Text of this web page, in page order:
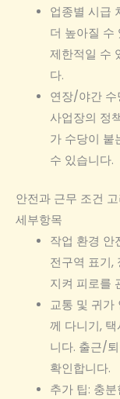
업종별 시급
더 높아질 수
제한적일 수
다.
연장/야간 수
사업장의 정
가 수당이 붙
수 있습니다.
안전과 근무 조건 고
세부항목
작업 환경 안
전구역 표기,
지켜 피로를
교통 및 귀가
께 다니기,
니다. 출근/
확인합니다.
추가 팁: 충